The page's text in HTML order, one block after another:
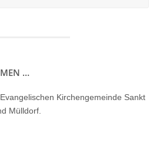
…
Kirchengemeinde Sankt
Mülldorf.